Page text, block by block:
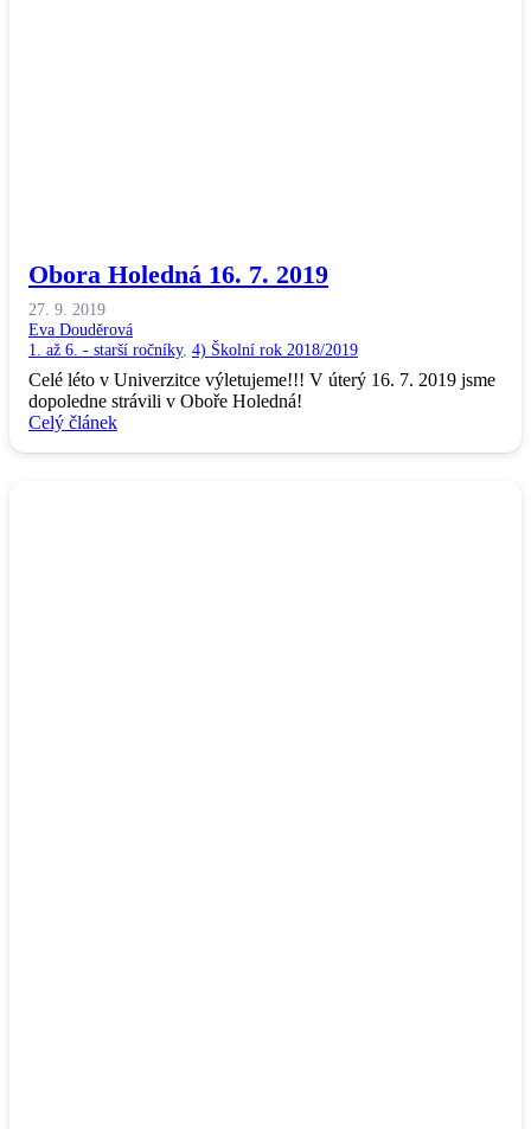
Obora Holedná 16. 7. 2019
27. 9. 2019
Eva Douděrová
1. až 6. - starší ročníky, 4) Školní rok 2018/2019
Celé léto v Univerzitce výletujeme!!! V úterý 16. 7. 2019 jsme
dopoledne strávili v Oboře Holedná!
Celý článek